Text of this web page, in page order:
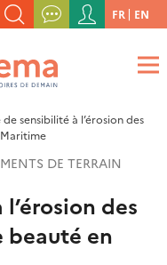
ETC.
Menu
du
compte
de
FR EN
de sensibilité à l’érosion des
DE TERRAIN
des
beauté en